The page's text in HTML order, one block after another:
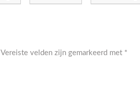
Vereiste velden zijn gemarkeerd met *